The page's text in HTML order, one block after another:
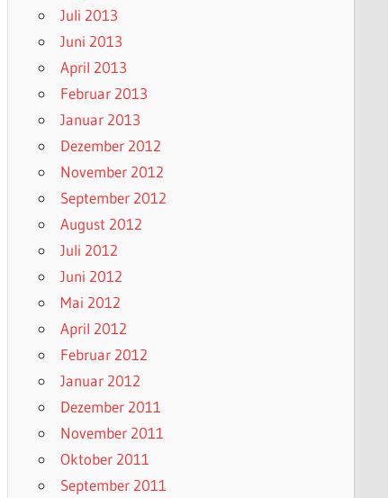
Juli 2013
Juni 2013
April 2013
Februar 2013
Januar 2013
Dezember 2012
November 2012
September 2012
August 2012
Juli 2012
Juni 2012
Mai 2012
April 2012
Februar 2012
Januar 2012
Dezember 2011
November 2011
Oktober 2011
September 2011